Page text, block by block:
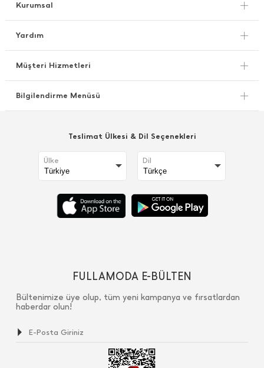
Kurumsal
Yardım
Müşteri Hizmetleri
Bilgilendirme Menüsü
Teslimat Ülkesi & Dil Seçenekleri
Ülke Dil
FULLAMODA E-BÜLTEN
Bültenimize üye olup, tüm yeni kampanya ve fırsatlardan
haberdar olun!